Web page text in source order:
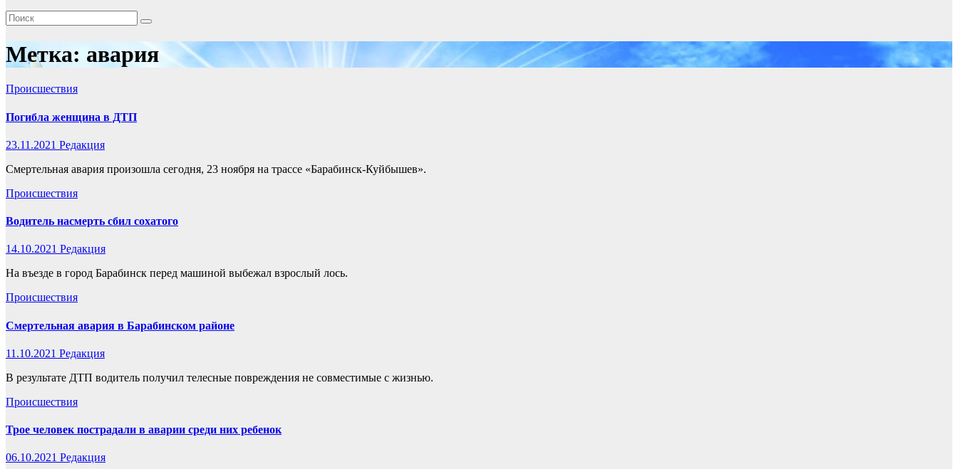
Метка: авария
Происшествия
Погибла женщина в ДТП
23.11.2021 Редакция
Смертельная авария произошла сегодня, 23 ноября на трассе «Барабинск-Куйбышев».
Происшествия
Водитель насмерть сбил сохатого
14.10.2021 Редакция
На въезде в город Барабинск перед машиной выбежал взрослый лось.
Происшествия
Смертельная авария в Барабинском районе
11.10.2021 Редакция
В результате ДТП водитель получил телесные повреждения не совместимые с жизнью.
Происшествия
Трое человек пострадали в аварии среди них ребенок
06.10.2021 Редакция